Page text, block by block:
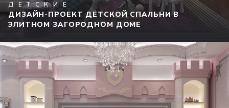
ДЕТСКИЕ
ДИЗАЙН-ПРОЕКТ ДЕТСКОЙ СПАЛЬНИ В
ЭЛИТНОМ ЗАГОРОДНОМ ДОМЕ